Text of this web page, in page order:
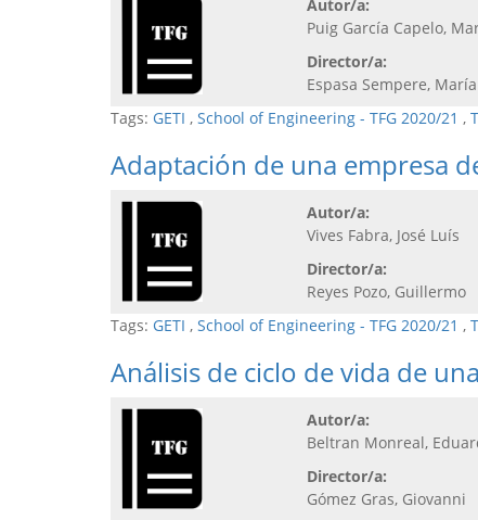
Autor/a:
Puig García Capelo,
Director/a:
Espasa Sempere,
Tags: GETI , School of Engineering - TFG 2020/21 ,
Adaptación de una empresa
Autor/a:
Vives Fabra, José Luís
Director/a:
Reyes Pozo, Guillermo
Tags: GETI , School of Engineering - TFG 2020/21 ,
Análisis de ciclo de vida de
Autor/a:
Beltran Monreal,
Director/a:
Gómez Gras, Giovanni